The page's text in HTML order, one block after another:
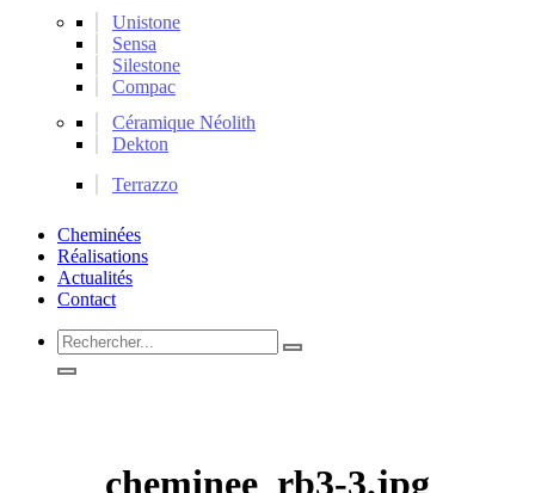
Unistone
Sensa
Silestone
Compac
Céramique Néolith
Dekton
Terrazzo
Cheminées
Réalisations
Actualités
Contact
Rechercher...
cheminee_rb3-3.jpg